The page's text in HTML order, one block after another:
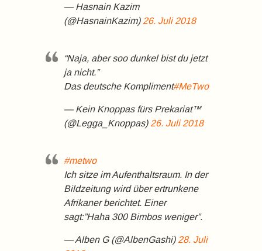
— Hasnain Kazim
(@HasnainKazim) 26. Juli 2018
“Naja, aber soo dunkel bist du jetzt
ja nicht.”
Das deutsche Kompliment#MeTwo
— Kein Knoppas fürs Prekariat™
(@Legga_Knoppas) 26. Juli 2018
#metwo
Ich sitze im Aufenthaltsraum. In der
Bildzeitung wird über ertrunkene
Afrikaner berichtet. Einer
sagt:”Haha 300 Bimbos weniger”.
— Alben G (@AlbenGashi) 28. Juli